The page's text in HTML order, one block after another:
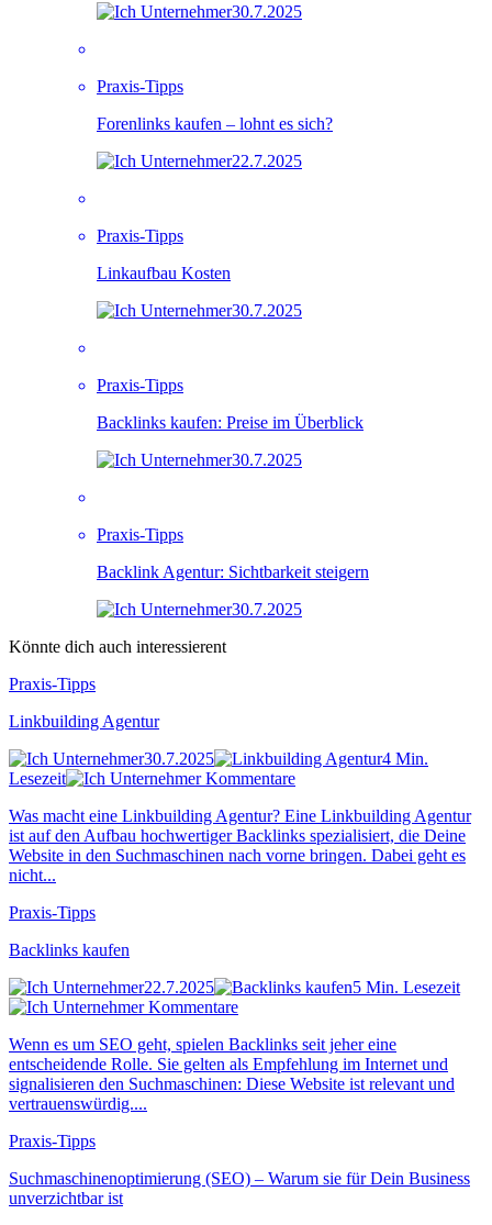
30.7.2025
Praxis-Tipps
Forenlinks kaufen – lohnt es sich?
22.7.2025
Praxis-Tipps
Linkaufbau Kosten
30.7.2025
Praxis-Tipps
Backlinks kaufen: Preise im Überblick
30.7.2025
Praxis-Tipps
Backlink Agentur: Sichtbarkeit steigern
30.7.2025
Könnte dich auch interessierent
Praxis-Tipps
Linkbuilding Agentur
30.7.2025
4 Min.
Lesezeit
Kommentare
Was macht eine Linkbuilding Agentur? Eine Linkbuilding Agentur
ist auf den Aufbau hochwertiger Backlinks spezialisiert, die Deine
Website in den Suchmaschinen nach vorne bringen. Dabei geht es
nicht...
Praxis-Tipps
Backlinks kaufen
22.7.2025
5 Min. Lesezeit
Kommentare
Wenn es um SEO geht, spielen Backlinks seit jeher eine
entscheidende Rolle. Sie gelten als Empfehlung im Internet und
signalisieren den Suchmaschinen: Diese Website ist relevant und
vertrauenswürdig....
Praxis-Tipps
Suchmaschinenoptimierung (SEO) – Warum sie für Dein Business
unverzichtbar ist